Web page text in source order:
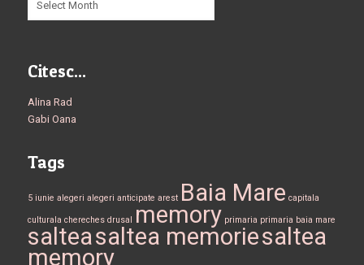
Citesc...
Alina Rad
Gabi Oana
Tags
5 iunie alegeri alegeri anticipate arest Baia Mare capitala
culturala chereches drusal memory primaria primaria baia mare
salteasaltea memoriesaltea
memory